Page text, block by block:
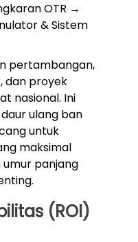
OTR →
& Sistem
pertambangan,
dan proyek
nasional. Ini
ulang ban
untuk
maksimal
panjang
(ROI)